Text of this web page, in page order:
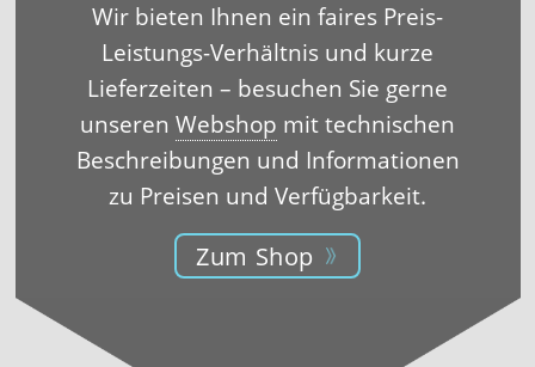
Wir bieten Ihnen ein faires Preis-
Leistungs-Verhältnis und kurze
Lieferzeiten – besuchen Sie gerne
unseren Webshop mit technischen
Beschreibungen und Informationen
zu Preisen und Verfügbarkeit.
Zum Shop